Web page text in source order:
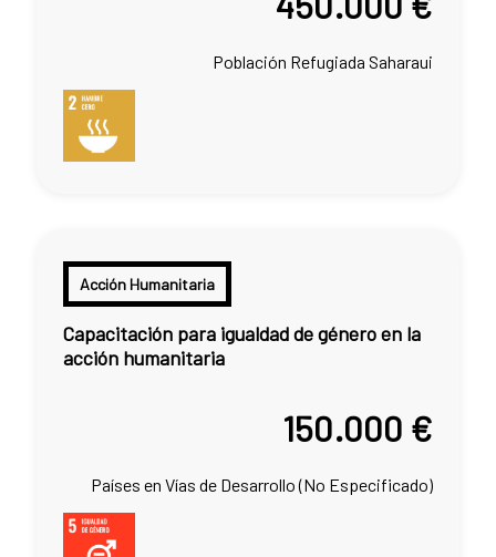
Población Refugiada Saharaui
Acción Humanitaria
Capacitación para igualdad de género en la
acción humanitaria
150.000 €
Países en Vías de Desarrollo (No Especificado)